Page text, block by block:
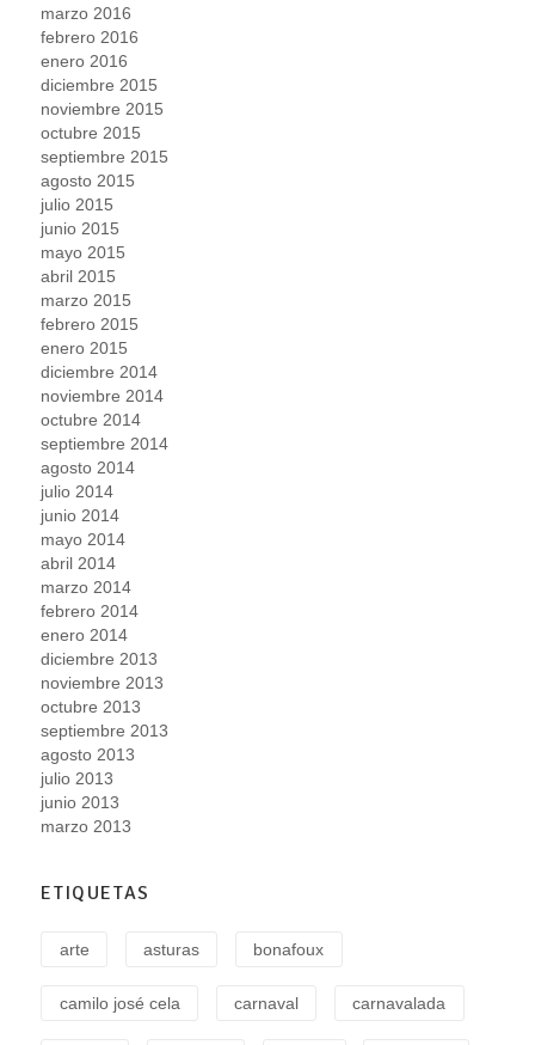
marzo 2016
febrero 2016
enero 2016
diciembre 2015
noviembre 2015
octubre 2015
septiembre 2015
agosto 2015
julio 2015
junio 2015
mayo 2015
abril 2015
marzo 2015
febrero 2015
enero 2015
diciembre 2014
noviembre 2014
octubre 2014
septiembre 2014
agosto 2014
julio 2014
junio 2014
mayo 2014
abril 2014
marzo 2014
febrero 2014
enero 2014
diciembre 2013
noviembre 2013
octubre 2013
septiembre 2013
agosto 2013
julio 2013
junio 2013
marzo 2013
ETIQUETAS
arte asturas bonafoux
camilo josé cela carnaval carnavalada